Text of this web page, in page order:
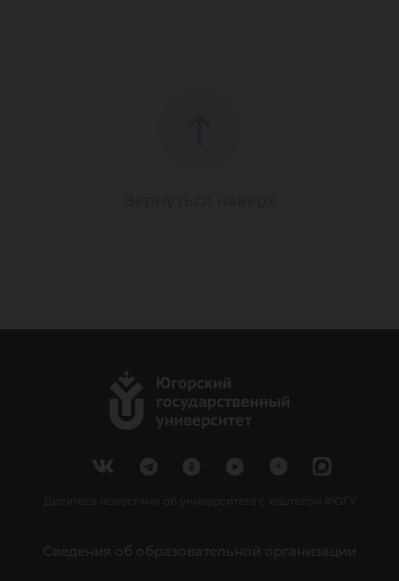
Делитесь новостями об университете с хештегом #ЮГУ
Сведения об образовательной организации